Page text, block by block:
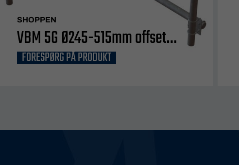
SHOPPEN
VBM 5G Ø245-515mm offset
1000mm
FORESPØRG PÅ PRODUKT